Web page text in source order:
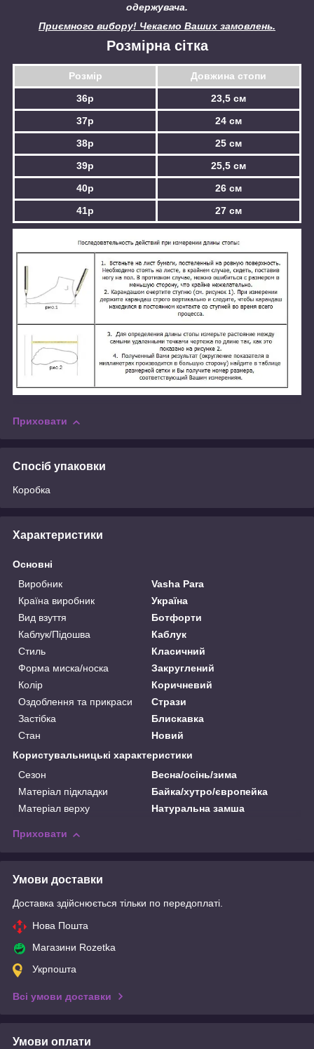
одержувача.
Приємного вибору! Чекаємо Ваших замовлень.
Розмір Довжина стопи
Розмірна сітка
36р
23,5 см
37р
24 см
38р
25 см
39р
25,5 см
40р
26 см
41р
27 см
Приховати
Спосіб упаковки
Коробка
Характеристики
Основні
Виробник
Vasha Para
Країна виробник
Україна
Вид взуття
Ботфорти
Каблук/Підошва
Каблук
Стиль
Класичний
Форма миска/носка
Закруглений
Колір
Коричневий
Оздоблення та прикраси
Стрази
Застібка
Блискавка
Стан
Новий
Користувальницькі характеристики
Сезон
Весна/осінь/зима
Матеріал підкладки
Байка/хутро/європейка
Матеріал верху
Натуральна замша
Приховати
Умови доставки
Доставка здійснюється тільки по передоплаті.
Нова Пошта
Магазини Rozetka
Укрпошта
Всі умови доставки
Умови оплати